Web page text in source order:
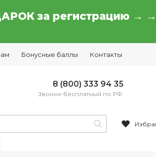
за регистрацию →
Бонусные баллы Контакты
8 (800) 333 94 35
Звонок бесплатный по РФ.